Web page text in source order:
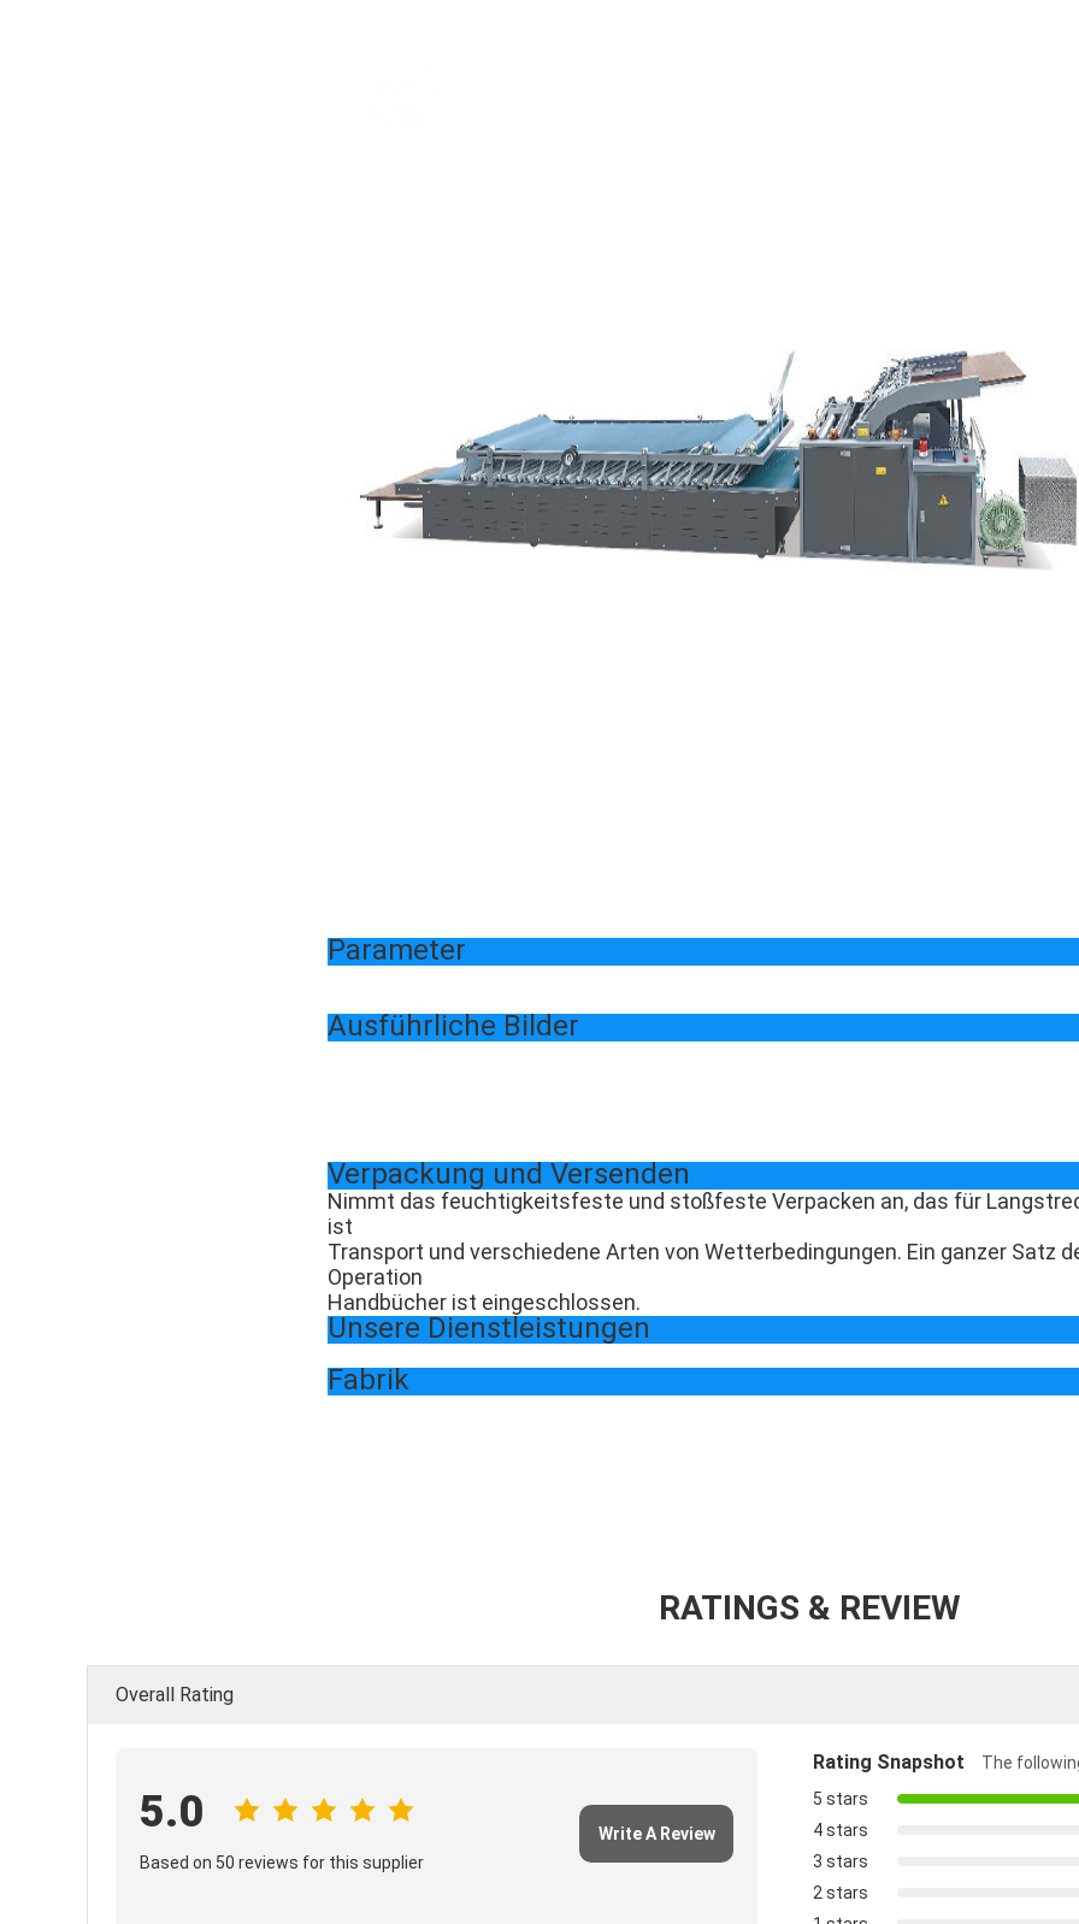
Parameter
Ausführliche Bilder
Verpackung und Versenden
Nimmt das feuchtigkeitsfeste und stoßfeste Verpacken an, das für
ist
Transport und verschiedene Arten von Wetterbedingungen. Ein ganzer Satz
Operation
Handbücher ist eingeschlossen.
Unsere Dienstleistungen
Fabrik
RATINGS & REVIEW
Overall Rating
5.0
Based on 50 reviews for this supplier
Write A Review
Rating Snapshot
The
5 stars
4 stars
3 stars
2 stars